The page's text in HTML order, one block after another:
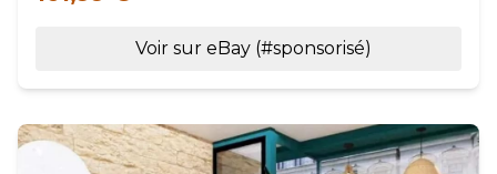
Voir sur eBay (#sponsorisé)